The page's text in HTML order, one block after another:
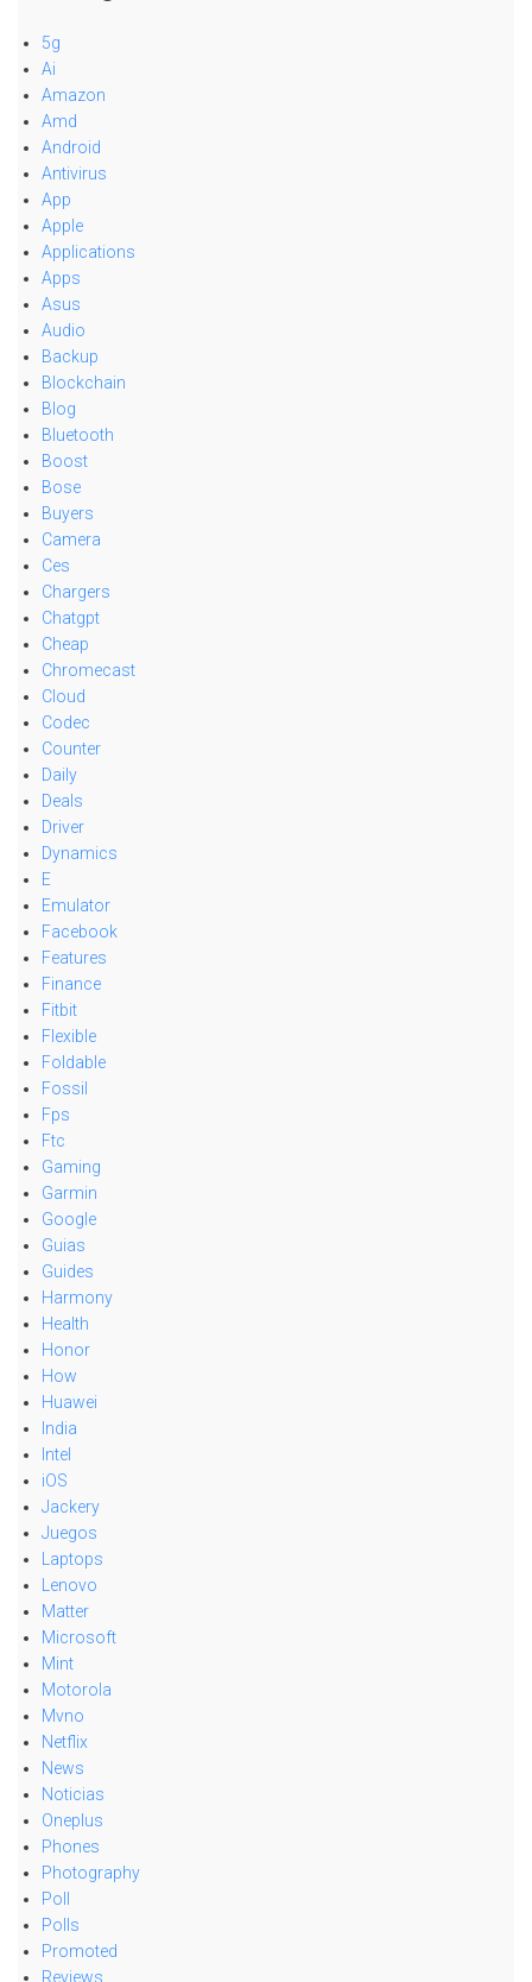
5g
Ai
Amazon
Amd
Android
Antivirus
App
Apple
Applications
Apps
Asus
Audio
Backup
Blockchain
Blog
Bluetooth
Boost
Bose
Buyers
Camera
Ces
Chargers
Chatgpt
Cheap
Chromecast
Cloud
Codec
Counter
Daily
Deals
Driver
Dynamics
E
Emulator
Facebook
Features
Finance
Fitbit
Flexible
Foldable
Fossil
Fps
Ftc
Gaming
Garmin
Google
Guias
Guides
Harmony
Health
Honor
How
Huawei
India
Intel
iOS
Jackery
Juegos
Laptops
Lenovo
Matter
Microsoft
Mint
Motorola
Mvno
Netflix
News
Noticias
Oneplus
Phones
Photography
Poll
Polls
Promoted
Reviews